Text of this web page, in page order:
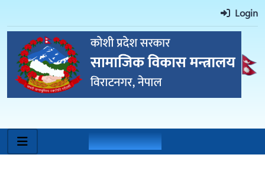
Login
वृत्ति मार्गनिर्देशन